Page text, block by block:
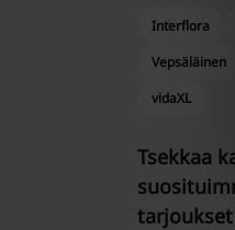
Interflora
Vepsäläinen
vidaXL
Tsekkaa
tarjoukset